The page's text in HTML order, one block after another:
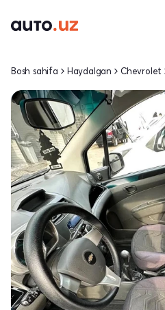
Bosh sahifa Haydalgan Chevrolet